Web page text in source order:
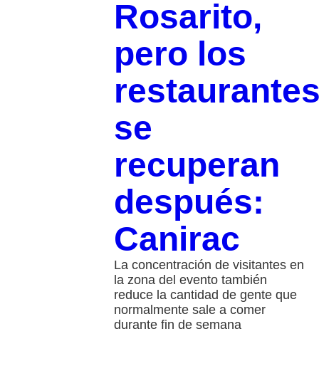
Rosarito,
pero los
se
recuperan
después:
Canirac
La concentración de visitantes en
la zona del evento también
reduce la cantidad de gente que
normalmente sale a comer
durante fin de semana